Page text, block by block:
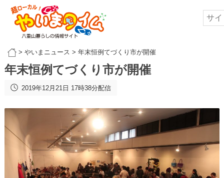
> やいまニュース > 年末恒例てづくり市が開催
年末恒例てづくり市が開催
2019年12月21日 17時38分配信